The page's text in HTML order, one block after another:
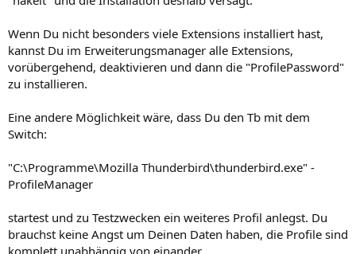
Wenn Du nicht besonders viele Extensions installiert hast,
kannst Du im Erweiterungsmanager alle Extensions,
vorübergehend, deaktivieren und dann die "ProfilePassword"
zu installieren.
Eine andere Möglichkeit wäre, dass Du den Tb mit dem
Switch:
"C:\Programme\Mozilla Thunderbird\thunderbird.exe" -
ProfileManager
startest und zu Testzwecken ein weiteres Profil anlegst. Du
brauchst keine Angst um Deinen Daten haben, die Profile sind
komplett unabhängig von einander.